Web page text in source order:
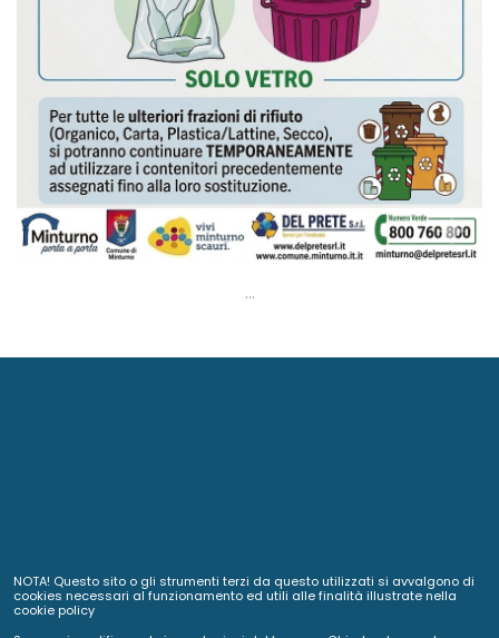
...
NOTA! Questo sito o gli strumenti terzi da questo utilizzati si avvalgono di
cookies necessari al funzionamento ed utili alle finalità illustrate nella
cookie policy